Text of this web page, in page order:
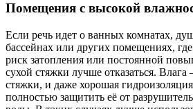
Помещения с высокой
Если речь идет о ванных комнатах,
бассейнах или других помещениях,
риск затопления или постоянной
сухой стяжки лучше отказаться. Влага
стяжки, и даже хорошая
полностью защитить её от